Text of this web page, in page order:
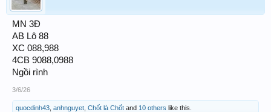
MN 3Đ
AB Lô 88
XC 088,988
4CB 9088,0988
Ngồi rình
3/6/26
quocdinh43 anhnguyet Chốt là Chốt and 10 others like this.